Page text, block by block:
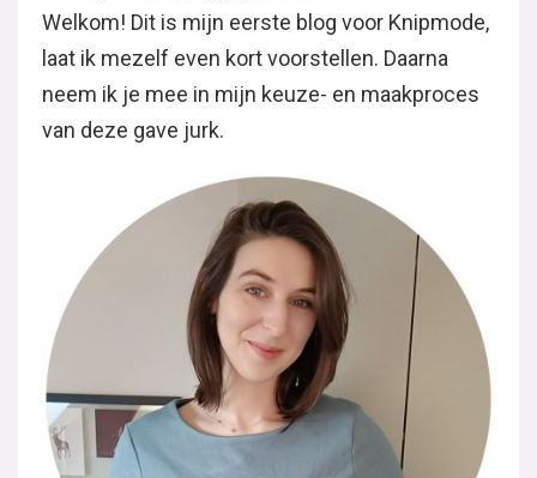
Welkom! Dit is mijn eerste blog voor Knipmode,
laat ik mezelf even kort voorstellen. Daarna
neem ik je mee in mijn keuze- en maakproces
van deze gave jurk.